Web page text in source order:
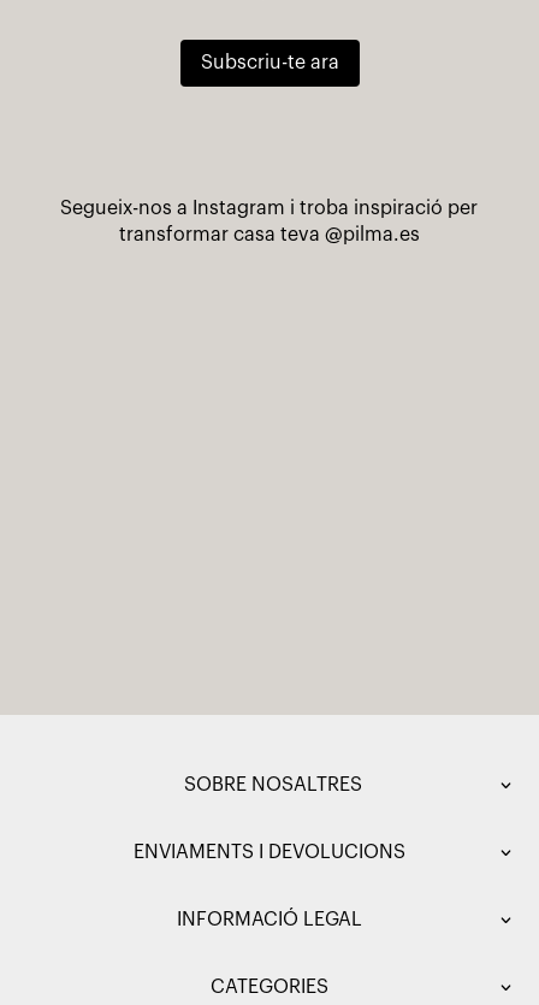
Subscriu-te ara
Segueix-nos a Instagram i troba inspiració per
transformar casa teva @pilma.es
SOBRE NOSALTRES
ENVIAMENTS I DEVOLUCIONS
INFORMACIÓ LEGAL
CATEGORIES